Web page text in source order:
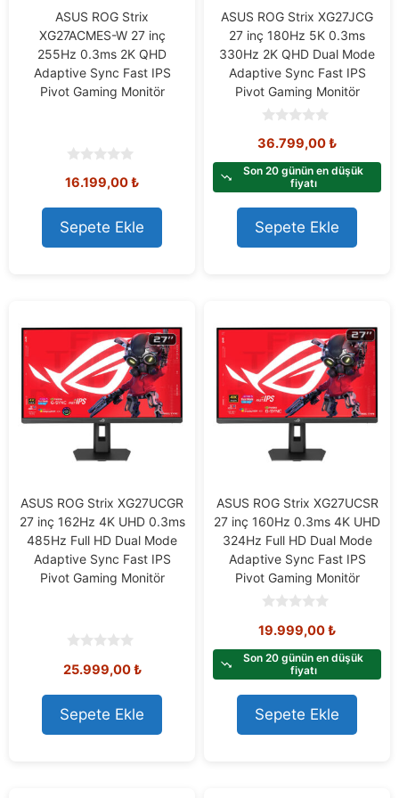
ASUS ROG Strix
XG27ACMES-W 27 inç
255Hz 0.3ms 2K QHD
Adaptive Sync Fast IPS
Pivot Gaming Monitör
o
t
o
f
5
16.199,00₺
Sepete Ekle
ASUS ROG Strix XG27JCG
27 inç 180Hz 5K 0.3ms
330Hz 2K QHD Dual Mode
Adaptive Sync Fast IPS
Pivot Gaming Monitör
o
t
f
5
36.799,00₺
Son 20 günün en düşük
fiyatı
Sepete Ekle
ASUS ROG Strix XG27UCGR
27 inç 162Hz 4K UHD 0.3ms
485Hz Full HD Dual Mode
Adaptive Sync Fast IPS
Pivot Gaming Monitör
o
t
o
f
5
25.999,00₺
Sepete Ekle
ASUS ROG Strix XG27UCSR
27 inç 160Hz 0.3ms 4K UHD
324Hz Full HD Dual Mode
Adaptive Sync Fast IPS
Pivot Gaming Monitör
o
t
f
5
19.999,00₺
Son 20 günün en düşük
fiyatı
Sepete Ekle